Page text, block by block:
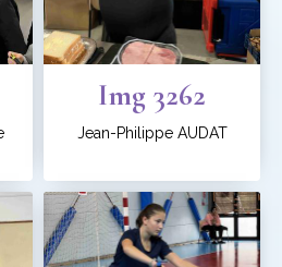
Img 3262
Jean-Philippe AUDAT